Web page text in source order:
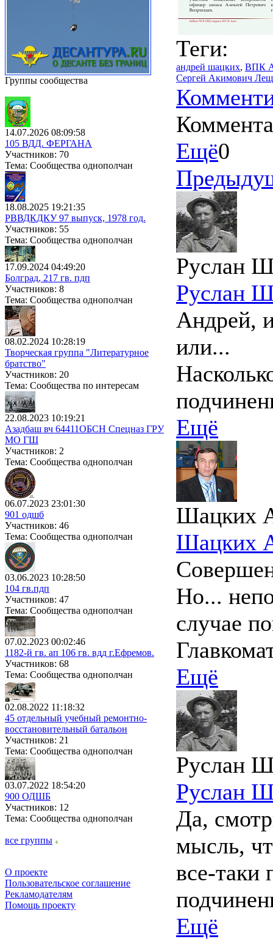
Группы сообщества
14.07.2026 08:09:58
105 ВДД. ФЕРГАНА
Участников: 70
Тема: Сообщества однополчан
18.08.2025 19:21:35
РВВДКДКУ 97 выпуск, 1978 год.
Участников: 55
Тема: Сообщества однополчан
17.09.2024 04:49:20
Болград, 217 гв. пдп
Участников: 8
Тема: Сообщества однополчан
08.02.2024 10:28:19
Творческая группа "Литературное
братство"
Участников: 20
Тема: Сообщества по интересам
22.08.2023 10:19:21
Азадбаш вч 64411ОБСН Спецназ ГРУ
МО ГШ
Участников: 2
Тема: Сообщества однополчан
06.07.2023 23:01:30
901 одшб
Участников: 46
Тема: Сообщества однополчан
03.06.2023 10:28:50
104 гв.пдп
Участников: 47
Тема: Сообщества однополчан
07.02.2023 00:02:46
1182-й гв. ап 106 гв. вдд г.Ефремов.
Участников: 68
Тема: Сообщества однополчан
02.08.2022 11:18:32
45 отдельный учебный ремонтно-
восстановительный батальон
Участников: 21
Тема: Сообщества однополчан
03.07.2022 18:54:20
900 ОДШБ
Участников: 12
Тема: Сообщества однополчан
все группы
О проекте
Пользовательское соглашение
Рекламодателям
Помощь проекту
Теги:
андрей шацких, ВПК
Сергей Акимович
Ещё0
Руслан
Руслан
Андрей,
или...
Ещё
Шацких
Шацких
Но...
случае
Ещё
Руслан
Руслан
Да,
мысль,
все-таки
Ещё